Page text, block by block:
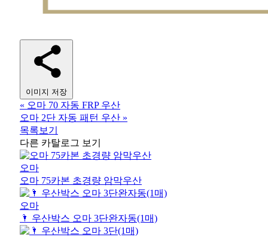
이미지 저장
« 오마 70 자동 FRP 우산
오마 2단 자동 패턴 우산 »
목록보기
다른 카탈로그 보기
오마
오마 75카본 초경량 암막우산
오마
🌂 우산박스 오마 3단완자동(1매)